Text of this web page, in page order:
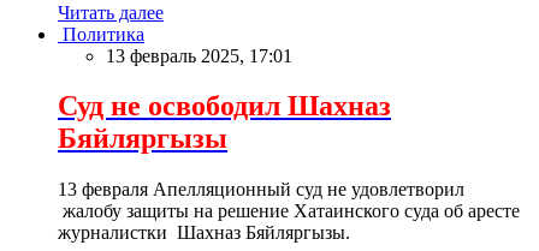
Читать далее
Политика
13 февраль 2025, 17:01
Суд не освободил Шахназ
Бяйляргызы
13 февраля Апелляционный суд не удовлетворил
жалобу защиты на решение Хатаинского суда об аресте
журналистки Шахназ Бяйляргызы.